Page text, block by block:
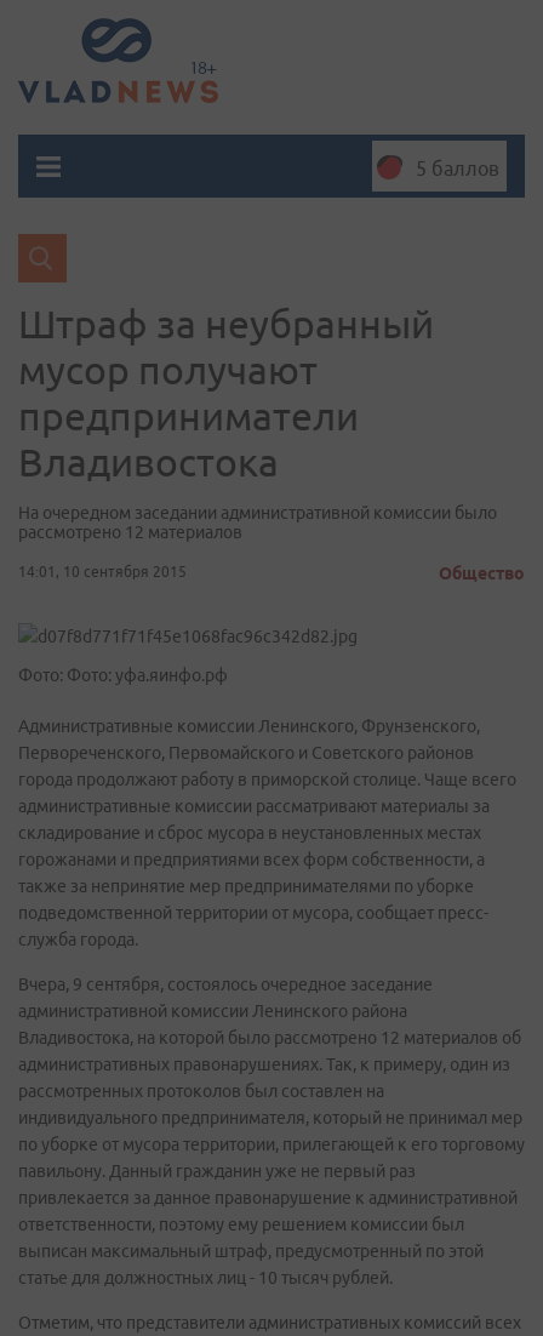
5 баллов
Штраф за неубранный
мусор получают
предприниматели
Владивостока
На очередном заседании административной комиссии было
рассмотрено 12 материалов
14:01, 10 сентября 2015 Общество
Фото: Фото: уфа.яинфо.рф
Административные комиссии Ленинского, Фрунзенского,
Первореченского, Первомайского и Советского районов
города продолжают работу в приморской столице. Чаще всего
административные комиссии рассматривают материалы за
складирование и сброс мусора в неустановленных местах
горожанами и предприятиями всех форм собственности, а
также за непринятие мер предпринимателями по уборке
подведомственной территории от мусора, сообщает пресс-
служба города.
Вчера, 9 сентября, состоялось очередное заседание
административной комиссии Ленинского района
Владивостока, на которой было рассмотрено 12 материалов об
административных правонарушениях. Так, к примеру, один из
рассмотренных протоколов был составлен на
индивидуального предпринимателя, который не принимал мер
по уборке от мусора территории, прилегающей к его торговому
павильону. Данный гражданин уже не первый раз
привлекается за данное правонарушение к административной
ответственности, поэтому ему решением комиссии был
выписан максимальный штраф, предусмотренный по этой
статье для должностных лиц - 10 тысяч рублей.
Отметим, что представители административных комиссий всех